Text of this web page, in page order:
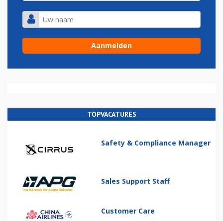
TOPVACATURES
Safety & Compliance Manager
Sales Support Staff
Customer Care